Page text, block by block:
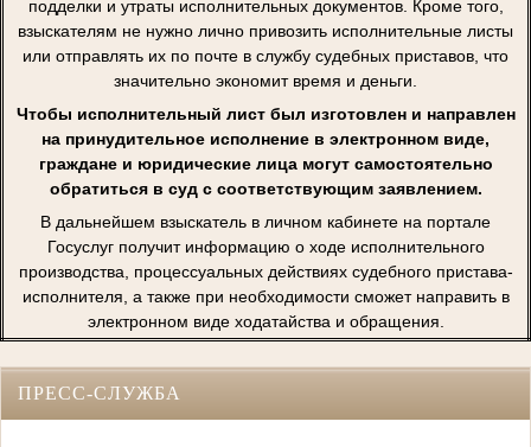
подделки и утраты исполнительных документов. Кроме того,
взыскателям не нужно лично привозить исполнительные листы
или отправлять их по почте в службу судебных приставов, что
значительно экономит время и деньги.
Чтобы исполнительный лист был изготовлен и направлен
на принудительное исполнение в электронном виде,
граждане и юридические лица могут самостоятельно
обратиться в суд с соответствующим заявлением.
В дальнейшем взыскатель в личном кабинете на портале
Госуслуг получит информацию о ходе исполнительного
производства, процессуальных действиях судебного пристава-
исполнителя, а также при необходимости сможет направить в
электронном виде ходатайства и обращения.
ПРЕСС-СЛУЖБА